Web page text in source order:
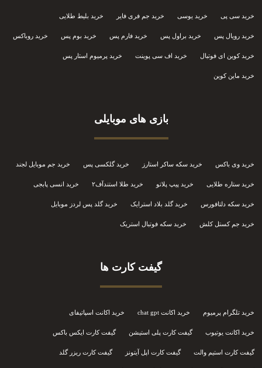
خرید سی پی خرید یوسی خرید جم فری فایر خرید بلیط طلایی
خرید رویال پس خرید براول پس خرید فارم پس خرید بوم پس خرید روباکس
خرید کوین ای فوتبال خرید اف سی پوینت خرید پرمیوم استار پس
خرید ماین کوین
بازی های موبایلی
خرید وی باکس خرید سکه ساکر استارز خرید گلکسی پس خرید جم موبایل لجند
خرید ستاره طلایی خرید پیپ پلاتو خرید طلا استندآف۲ خرید انسی پابجی
خرید سکه دلتافورس خرید گلد بلاد استرایک خرید گلد پس لردز موبایل
خرید جم کستل کلش خرید سکه فوتبال استریک
گیفت کارت ها
خرید تلگرام پرمیوم خرید اکانت chat gpt خرید اکانت اسپاتیفای
خرید اکانت یوتیوب گیفت کارت پلی استیشن گیفت کارت ایکس باکس
گیفت کارت استیم والت گیفت کارت اپل آیتونز گیفت کارت ریزر گلد